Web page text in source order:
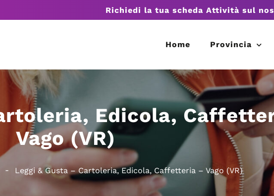
Richiedi la tua scheda Attività sul
Home Provincia
Edicola,
Vago (VR)
Leggi & Gusta – Cartoleria, Edicola, Caffetteria – Vago (VR)